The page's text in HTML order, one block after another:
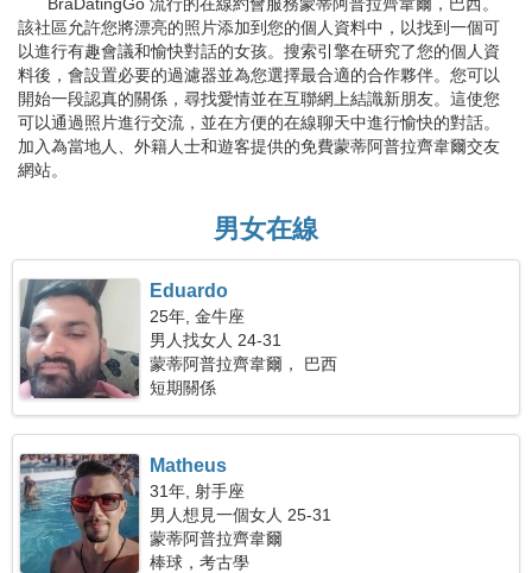
該社區允許您將漂亮的照片添加到您的個人資料中，以找到一個可
以進行有趣會議和愉快對話的女孩。搜索引擎在研究了您的個人資
料後，會設置必要的過濾器並為您選擇最合適的合作夥伴。您可以
開始一段認真的關係，尋找愛情並在互聯網上結識新朋友。這使您
可以通過照片進行交流，並在方便的在線聊天中進行愉快的對話。
加入為當地人、外籍人士和遊客提供的免費蒙蒂阿普拉齊韋爾交友
網站。
男女在線
Eduardo
25年, 金牛座
男人找女人 24-31
蒙蒂阿普拉齊韋爾， 巴西
短期關係
Matheus
31年, 射手座
男人想見一個女人 25-31
蒙蒂阿普拉齊韋爾
棒球，考古學